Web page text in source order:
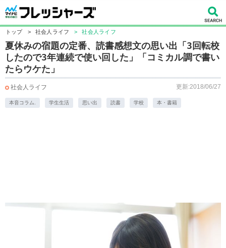
トップ > 社会人ライフ > 社会人ライフ
夏休みの宿題の定番、読書感想文の思い出「3回転校
したので3年連続で使い回した」「コミカル調で書い
たらウケた」
社会人ライフ 更新:2018/06/27
本音コラム. 学生生活 思い出 読書 学校 本・書籍